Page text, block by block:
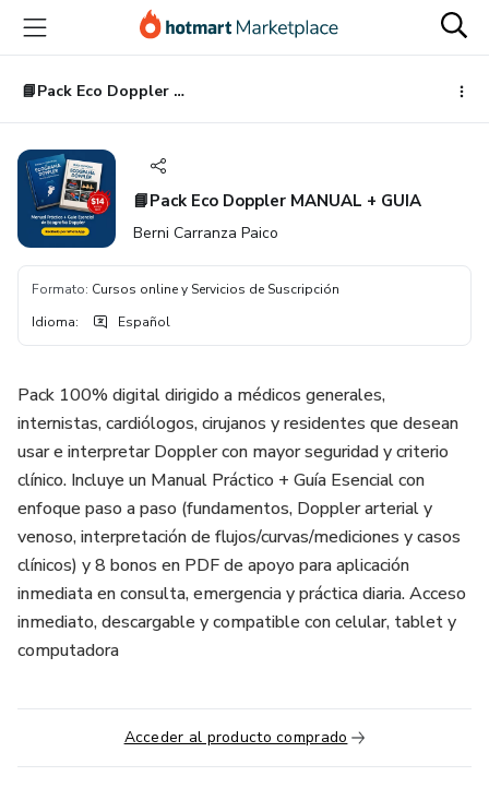
principal
página
de
página
📘Pack Eco Doppler MANUAL + GUIA
📘Pack Eco Doppler MANUAL + GUIA
Berni Carranza Paico
Formato: Cursos online y Servicios de Suscripción
Idioma: Español
Pack 100% digital dirigido a médicos generales,
internistas, cardiólogos, cirujanos y residentes que desean
usar e interpretar Doppler con mayor seguridad y criterio
clínico. Incluye un Manual Práctico + Guía Esencial con
enfoque paso a paso (fundamentos, Doppler arterial y
venoso, interpretación de flujos/curvas/mediciones y casos
clínicos) y 8 bonos en PDF de apoyo para aplicación
inmediata en consulta, emergencia y práctica diaria. Acceso
inmediato, descargable y compatible con celular, tablet y
computadora
Acceder al producto comprado